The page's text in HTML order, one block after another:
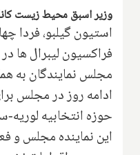
وزیر اسبق محیط زیست
فراکسیون لیبرال ها
مجلس نمایندگان به
ادامه روز در مجلس
حوزه انتخابیه
این نماینده مجلس و